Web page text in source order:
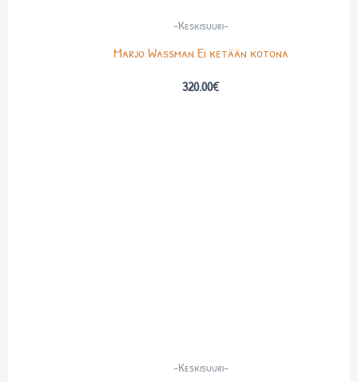
-Keskisuuri-
Marjo Wassman Ei ketään kotona
320.00€
-Keskisuuri-